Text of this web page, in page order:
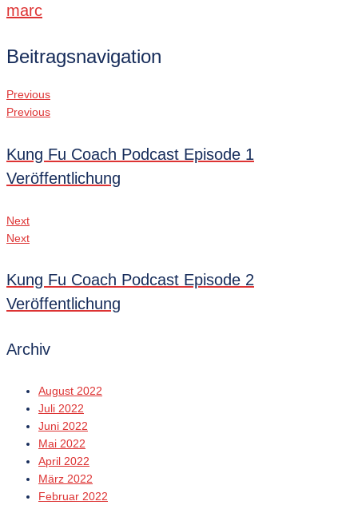
marc
Beitragsnavigation
Previous
Previous
Kung Fu Coach Podcast Episode 1
Veröffentlichung
Next
Next
Kung Fu Coach Podcast Episode 2
Veröffentlichung
Archiv
August 2022
Juli 2022
Juni 2022
Mai 2022
April 2022
März 2022
Februar 2022